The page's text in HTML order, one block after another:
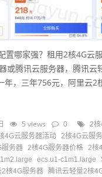
置哪家强？租用2核4G云
或腾讯云服务器，腾讯云
年，三年756元，阿里云2
5 views 0 2核
4G云服务器活动 2核4G云服
服务器 2核4G服务器价格 2核
ecs.u1-c1m1.large
2核4G服务器 腾讯云轻量2核